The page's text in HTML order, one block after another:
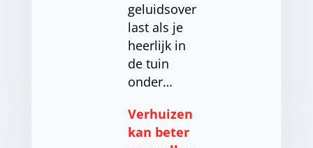
geluidsover
last als je
heerlijk in
de tuin
onder…
Verhuizen
kan beter